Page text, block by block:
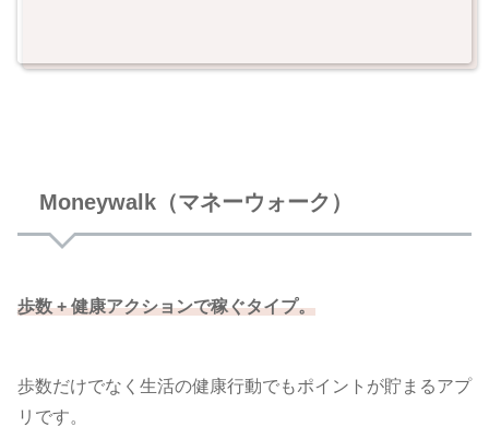
Moneywalk（マネーウォーク）
歩数 + 健康アクションで稼ぐタイプ。
歩数だけでなく生活の健康行動でもポイントが貯まるアプ
リです。